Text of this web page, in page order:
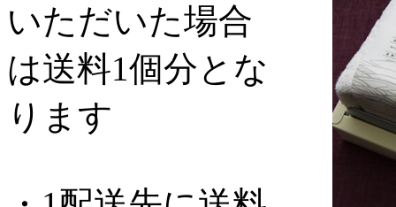
いただいた場合
は送料1個分とな
ります